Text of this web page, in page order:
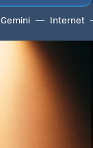
Gemini Internet